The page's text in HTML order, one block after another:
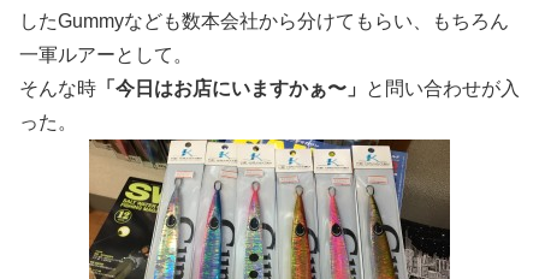
したGummyなども数本会社から分けてもらい、もちろん
一軍ルアーとして。
そんな時 「今日はお店にいますかぁ〜」
と問い合わせが入
った。